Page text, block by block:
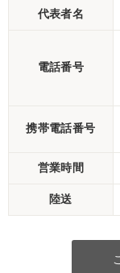
代表者名
電話番号
携帯電話番号
営業時間
陸送